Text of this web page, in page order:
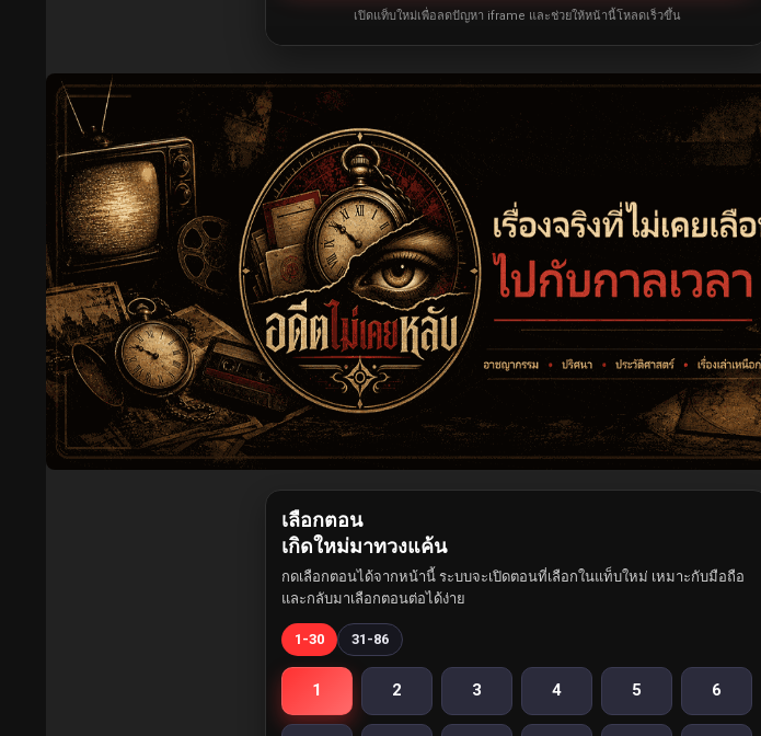
เปิดแท็บใหม่เพื่อลดปัญหา iframe และช่วยให้หน้านี้โหลดเร็วขึ้น
เลือกตอน
เกิดใหม่มาทวงแค้น
กดเลือกตอนได้จากหน้านี้ ระบบจะเปิดตอนที่เลือกในแท็บใหม่ เหมาะกับมือถือ
และกลับมาเลือกตอนต่อได้ง่าย
1-30 31-86
1 2 3 4 5 6